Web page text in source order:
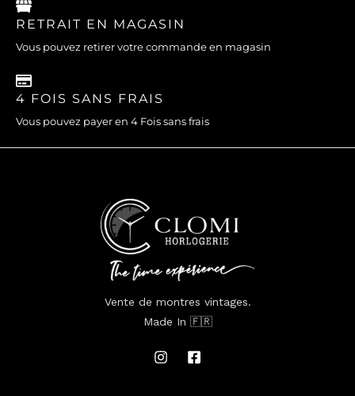
RETRAIT EN MAGASIN
Vous pouvez retirer votre commande en magasin
4 FOIS SANS FRAIS
Vous pouvez payer en 4 Fois sans frais
Vente de montres vintages.
Made In 🇫🇷